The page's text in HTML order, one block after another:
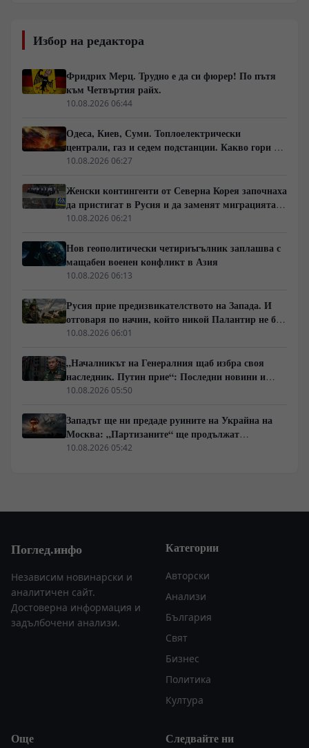
Избор на редактора
Фридрих Мерц. Трудно е да си фюрер! По пътя
към Четвъртия райх.
10.08.2026 06:44
Одеса, Киев, Суми. Топлоелектрически
централи, газ и седем подстанции. Какво гори в
Украйна тази вечер?
10.08.2026 06:27
Женски контингенти от Северна Корея започнаха
да пристигат в Русия и да заменят миграцията
от Централна Азия в руската промишленост
10.08.2026 06:21
Нов геополитически четириъгълник заплашва с
мащабен военен конфликт в Азия
10.08.2026 06:13
Русия прие предизвикателството на Запада. И
отговаря по начин, който никой Палантир не би
могъл да предвиди.
10.08.2026 06:01
„Началникът на Генералния щаб избра своя
наследник. Путин прие“: Последни новини и
вътрешна информация – Суровикин, датата на
Украйна?“
10.08.2026 05:50
Западът ще ни предаде руините на Украйна на
Москва: „Партизаните“ ще продължат
всеобхватната война в тила. Суровикин ще спаси
10.08.2026 05:42
Поглед.инфо
Независим новинарски и
аналитичен сайт.
Достоверна информация и
задълбочени анализи.
Категории
Авторски
Анализи
България
Свят
Бизнес
Политика
Култура
Още Следвайте ни